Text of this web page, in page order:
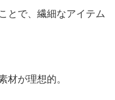
とで、繊細なアイテム
が理想的。